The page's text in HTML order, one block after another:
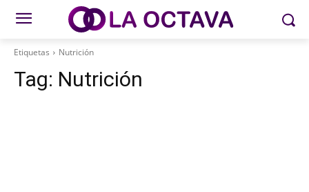
Etiquetas Nutrición
Tag: Nutrición